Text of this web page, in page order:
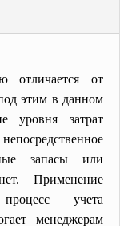
отличается от
этим в данном
уровня затрат
запасы или
Применение
учета
менеджерам